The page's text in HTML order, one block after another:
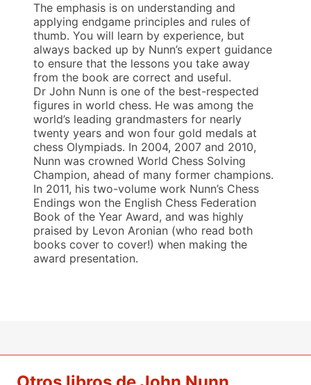
The emphasis is on understanding and
applying endgame principles and rules of
thumb. You will learn by experience, but
always backed up by Nunn’s expert guidance
to ensure that the lessons you take away
from the book are correct and useful.
Dr John Nunn is one of the best-respected
figures in world chess. He was among the
world’s leading grandmasters for nearly
twenty years and won four gold medals at
chess Olympiads. In 2004, 2007 and 2010,
Nunn was crowned World Chess Solving
Champion, ahead of many former champions.
In 2011, his two-volume work Nunn’s Chess
Endings won the English Chess Federation
Book of the Year Award, and was highly
praised by Levon Aronian (who read both
books cover to cover!) when making the
award presentation.